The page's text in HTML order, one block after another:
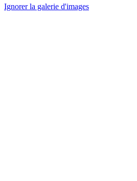
Ignorer la galerie d'images